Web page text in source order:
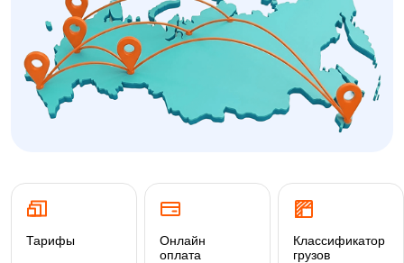
Тарифы
Онлайн
оплата
Классификатор
грузов